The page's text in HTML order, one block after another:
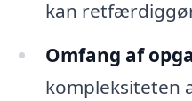
kan
Omfang af
kompleksiteten